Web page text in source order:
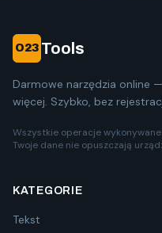
O23 Tools
Darmowe narzędzia online
więcej. Szybko, bez
Wszystkie operacje
Twoje dane nie opuszczają
KATEGORIE
Tekst